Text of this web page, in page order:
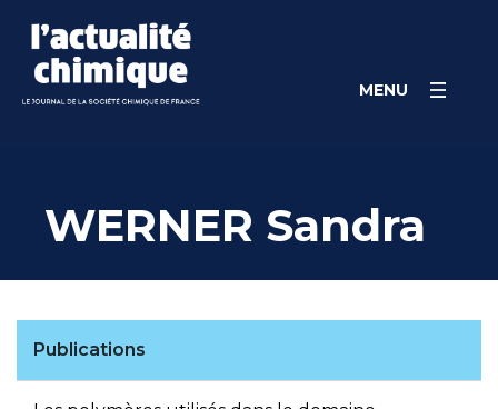
content
MENU
WERNER Sandra
Publications